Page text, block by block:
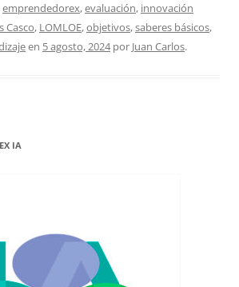
emprendedorex,evaluación, innovación
Casco, LOMLOE,objetivos,saberes básicos,
en 5 agosto, 2024por Juan Carlos.
IA